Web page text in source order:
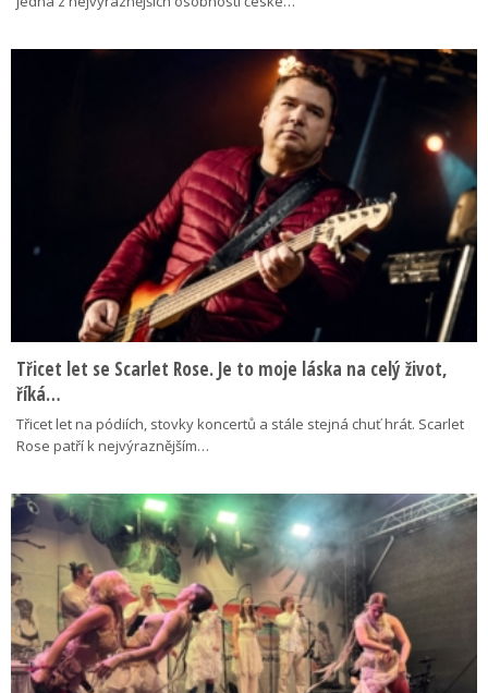
Třicet let se Scarlet Rose. Je to moje láska na celý život,
říká…
Třicet let na pódiích, stovky koncertů a stále stejná chuť hrát. Scarlet
Rose patří k nejvýraznějším…